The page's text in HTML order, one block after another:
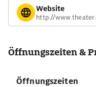
Website
http://
Öffnungszeiten &
Öffnungszeiten